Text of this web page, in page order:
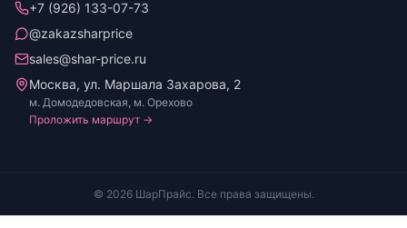
+7 (926) 133-07-73
@zakazsharprice
sales@shar-price.ru
Москва, ул. Маршала Захарова, 2
м. Домодедовская, м. Орехово
Проложить маршрут →
© 2026 ШарПрайс. Все права защищены.